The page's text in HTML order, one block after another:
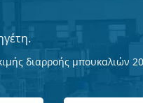
διαρροής μπουκαλιών